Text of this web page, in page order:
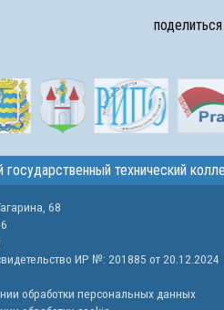
поделиться
государственный технический
68
ИР №: 201885 от 20.12.2024
обработки персональных данных